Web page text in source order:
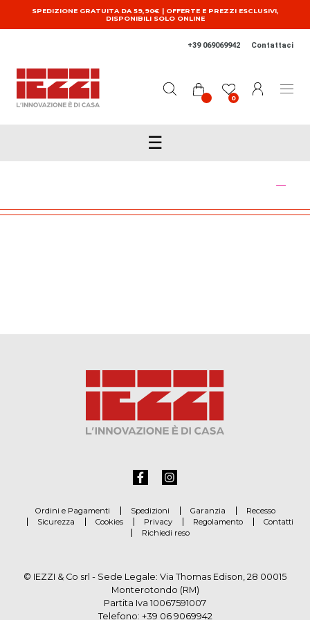
Salta al contenuto principale
SPEDIZIONE GRATUITA DA 59,90€ | OFFERTE E PREZZI ESCLUSIVI,
DISPONIBILI SOLO ONLINE
+39 069069942 Contattaci
0
☰
Ordini e Pagamenti Spedizioni Garanzia
Recesso
Sicurezza
Cookies Privacy Regolamento
Contatti
Richiedi reso
© IEZZI & Co srl - Sede Legale: Via Thomas Edison, 28 00015
Monterotondo (RM)
Partita Iva 10067591007
Telefono: +39 06 9069942